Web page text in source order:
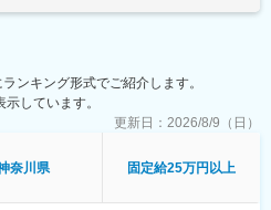
ズにPayPayは入っています。
ータ収集と分析による検証→解像度
→サービス・商品・案件企画→ステー
というサイクルを実現をしていく必要
トを募集します。
能です（給与デジタル支払いに対応）
固定手当を含めた表記です。
ンキング形式でご紹介します。
しています。
更新日： 2026/8/9（日）
奈川県 固定給25万円以上